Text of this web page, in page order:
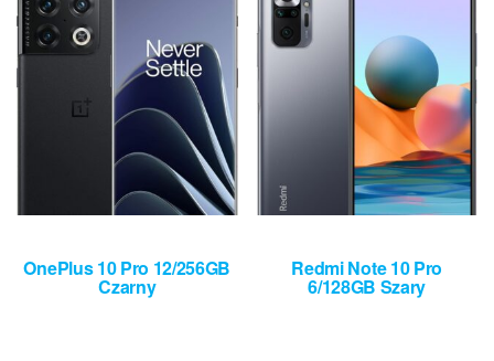
OnePlus 10 Pro 12/256GB
Czarny
Redmi Note 10 Pro
6/128GB Szary